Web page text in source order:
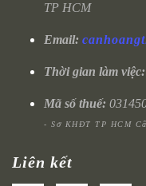
TP HCM
Email:
Thời gian làm việc:
Mã số thuế:
- Sở KHĐT TP HCM
Liên kết